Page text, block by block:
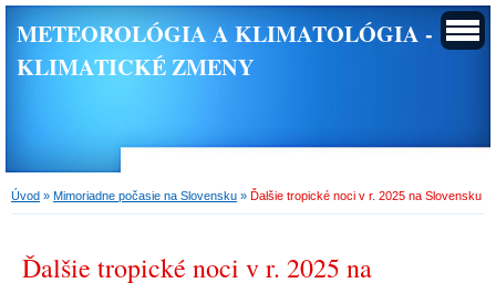
METEOROLÓGIA A KLIMATOLÓGIA -
KLIMATICKÉ ZMENY
Úvod » Mimoriadne počasie na Slovensku » Ďalšie tropické noci v r. 2025 na Slovensku
Ďalšie tropické noci v r. 2025 na